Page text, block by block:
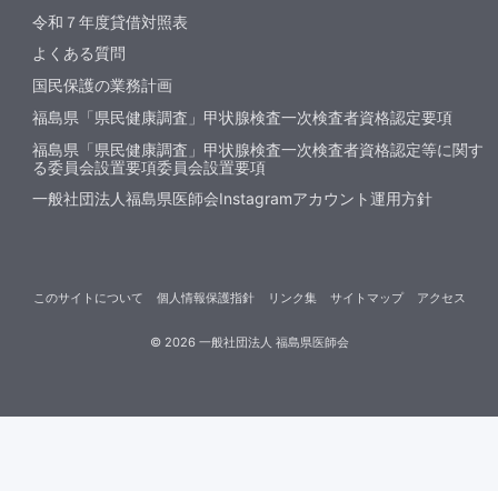
令和７年度貸借対照表
よくある質問
国民保護の業務計画
福島県「県民健康調査」甲状腺検査一次検査者資格認定要項
福島県「県民健康調査」甲状腺検査一次検査者資格認定等に関す
る委員会設置要項委員会設置要項
一般社団法人福島県医師会Instagramアカウント運用方針
© 2026一般社団法人 福島県医師会
このサイトについて 個人情報保護指針 リンク集 サイトマップ アクセス